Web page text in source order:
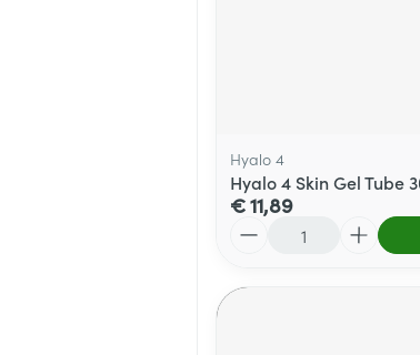
Hyalo 4
Hyalo 4 Skin Gel Tube
€ 11,89